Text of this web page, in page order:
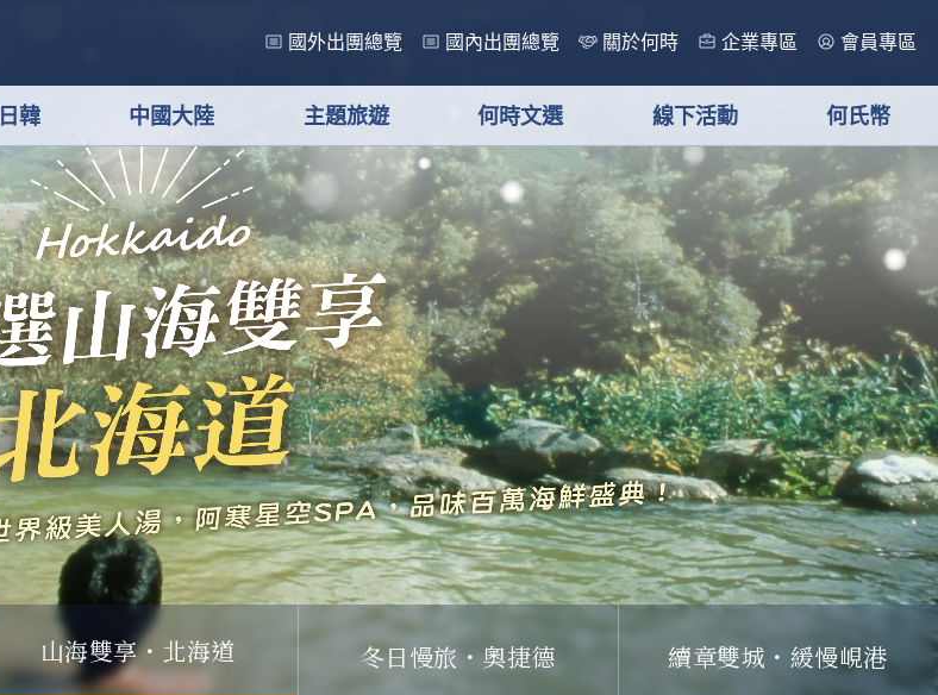
國外出團總覽 國內出團總覽 關於何時 企業專區 會員專區
日韓 中國大陸 主題旅遊 何時文選 線下活動 何氏幣
山海雙享・北海道 冬日慢旅・奧捷德 續章雙城・緩慢峴港